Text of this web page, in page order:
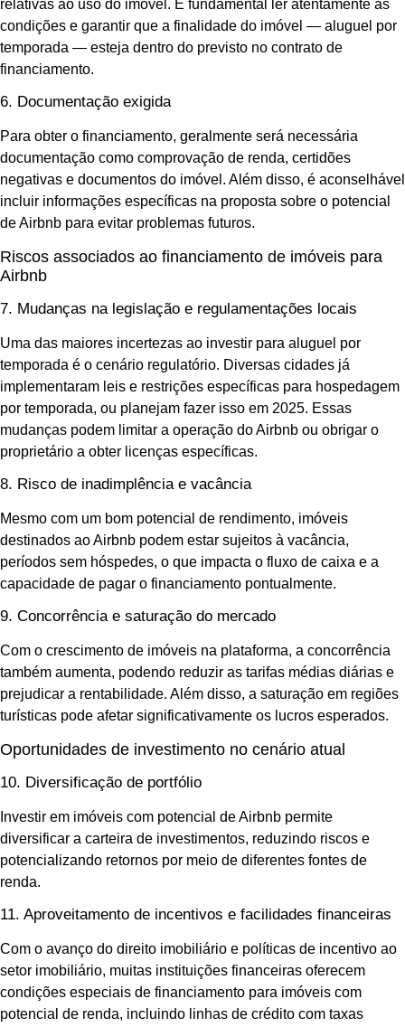
relativas ao uso do imóvel. É fundamental ler atentamente as
condições e garantir que a finalidade do imóvel — aluguel por
temporada — esteja dentro do previsto no contrato de
financiamento.
6. Documentação exigida
Para obter o financiamento, geralmente será necessária
documentação como comprovação de renda, certidões
negativas e documentos do imóvel. Além disso, é aconselhável
incluir informações específicas na proposta sobre o potencial
de Airbnb para evitar problemas futuros.
Riscos associados ao financiamento de imóveis para
Airbnb
7. Mudanças na legislação e regulamentações locais
Uma das maiores incertezas ao investir para aluguel por
temporada é o cenário regulatório. Diversas cidades já
implementaram leis e restrições específicas para hospedagem
por temporada, ou planejam fazer isso em 2025. Essas
mudanças podem limitar a operação do Airbnb ou obrigar o
proprietário a obter licenças específicas.
8. Risco de inadimplência e vacância
Mesmo com um bom potencial de rendimento, imóveis
destinados ao Airbnb podem estar sujeitos à vacância,
períodos sem hóspedes, o que impacta o fluxo de caixa e a
capacidade de pagar o financiamento pontualmente.
9. Concorrência e saturação do mercado
Com o crescimento de imóveis na plataforma, a concorrência
também aumenta, podendo reduzir as tarifas médias diárias e
prejudicar a rentabilidade. Além disso, a saturação em regiões
turísticas pode afetar significativamente os lucros esperados.
Oportunidades de investimento no cenário atual
10. Diversificação de portfólio
Investir em imóveis com potencial de Airbnb permite
diversificar a carteira de investimentos, reduzindo riscos e
potencializando retornos por meio de diferentes fontes de
renda.
11. Aproveitamento de incentivos e facilidades financeiras
Com o avanço do direito imobiliário e políticas de incentivo ao
setor imobiliário, muitas instituições financeiras oferecem
condições especiais de financiamento para imóveis com
potencial de renda, incluindo linhas de crédito com taxas